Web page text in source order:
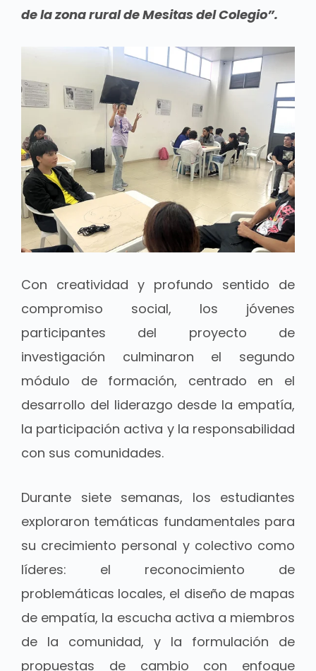
de la zona rural de Mesitas del Colegio”.
Con creatividad y profundo sentido de
compromiso social, los jóvenes
participantes del proyecto de
investigación culminaron el segundo
módulo de formación, centrado en el
desarrollo del liderazgo desde la empatía,
la participación activa y la responsabilidad
con sus comunidades.
Durante siete semanas, los estudiantes
exploraron temáticas fundamentales para
su crecimiento personal y colectivo como
líderes: el reconocimiento de
problemáticas locales, el diseño de mapas
de empatía, la escucha activa a miembros
de la comunidad, y la formulación de
propuestas de cambio con enfoque